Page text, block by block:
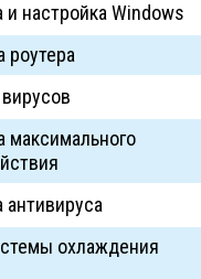
и настройка Windows
роутера
максимального
антивируса
охлаждения